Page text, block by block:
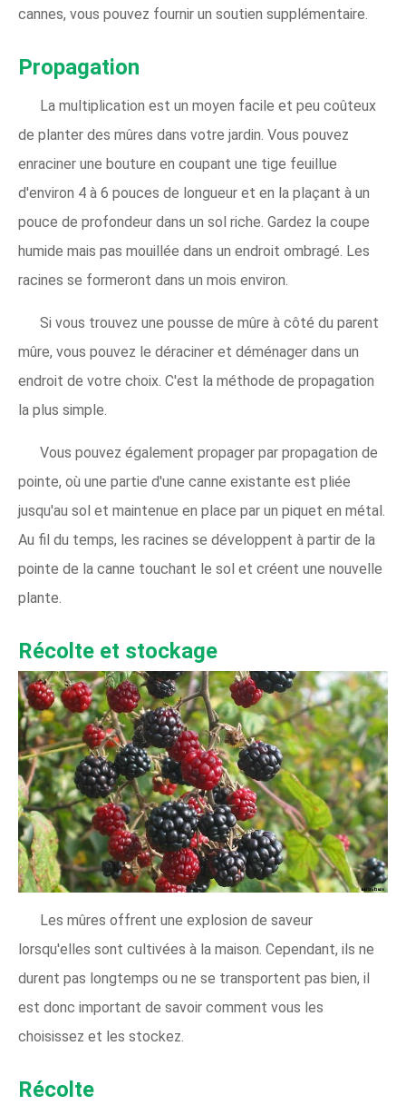
cannes, vous pouvez fournir un soutien supplémentaire.
Propagation
La multiplication est un moyen facile et peu coûteux
de planter des mûres dans votre jardin. Vous pouvez
enraciner une bouture en coupant une tige feuillue
d'environ 4 à 6 pouces de longueur et en la plaçant à un
pouce de profondeur dans un sol riche. Gardez la coupe
humide mais pas mouillée dans un endroit ombragé. Les
racines se formeront dans un mois environ.
Si vous trouvez une pousse de mûre à côté du parent
mûre, vous pouvez le déraciner et déménager dans un
endroit de votre choix. C'est la méthode de propagation
la plus simple.
Vous pouvez également propager par propagation de
pointe, où une partie d'une canne existante est pliée
jusqu'au sol et maintenue en place par un piquet en métal.
Au fil du temps, les racines se développent à partir de la
pointe de la canne touchant le sol et créent une nouvelle
plante.
Récolte et stockage
Les mûres offrent une explosion de saveur
lorsqu'elles sont cultivées à la maison. Cependant, ils ne
durent pas longtemps ou ne se transportent pas bien, il
est donc important de savoir comment vous les
choisissez et les stockez.
Récolte